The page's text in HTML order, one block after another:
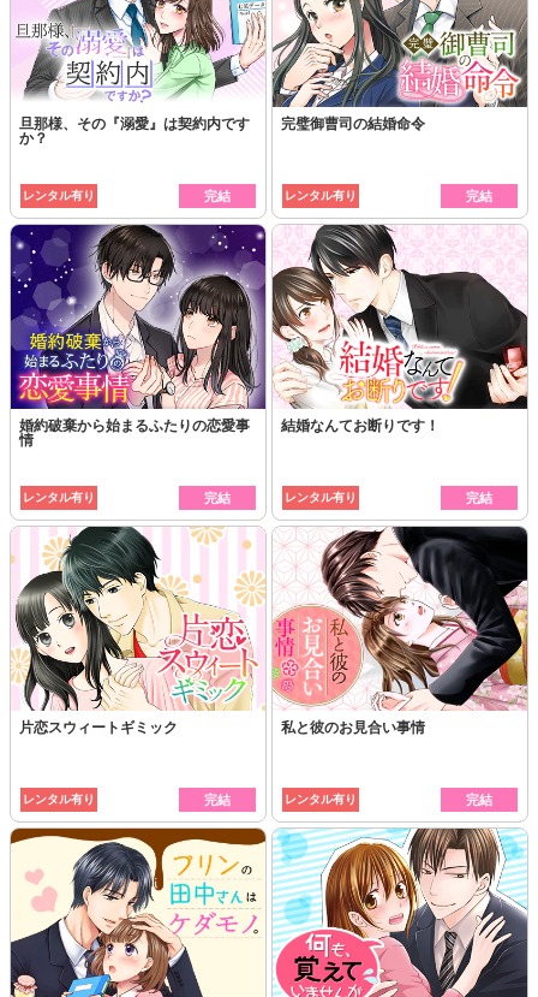
旦那様、その『溺愛』は契約内です
か？
レンタル有り 完結
完璧御曹司の結婚命令
レンタル有り 完結
婚約破棄から始まるふたりの恋愛事
情
レンタル有り 完結
結婚なんてお断りです！
レンタル有り 完結
片恋スウィートギミック
レンタル有り 完結
私と彼のお見合い事情
レンタル有り 完結